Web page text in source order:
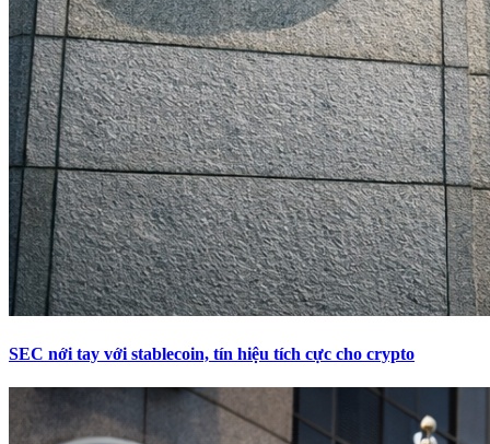
SEC nới tay với stablecoin, tín hiệu tích cực cho crypto